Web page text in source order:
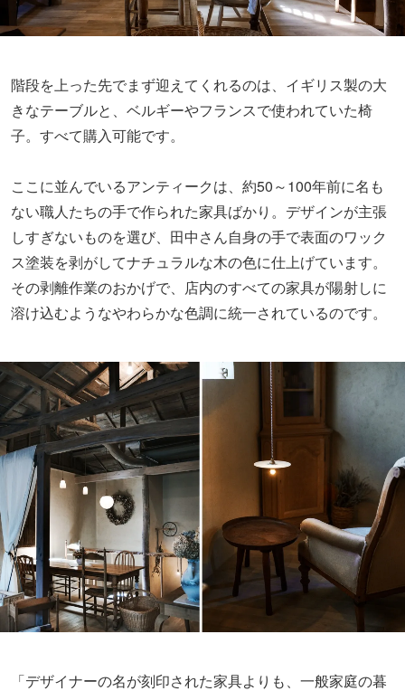
階段を上った先でまず迎えてくれるのは、イギリス製の大
きなテーブルと、ベルギーやフランスで使われていた椅
子。すべて購入可能です。
ここに並んでいるアンティークは、約50～100年前に名も
ない職人たちの手で作られた家具ばかり。デザインが主張
しすぎないものを選び、田中さん自身の手で表面のワック
ス塗装を剥がしてナチュラルな木の色に仕上げています。
その剥離作業のおかげで、店内のすべての家具が陽射しに
溶け込むようなやわらかな色調に統一されているのです。
「デザイナーの名が刻印された家具よりも、一般家庭の暮